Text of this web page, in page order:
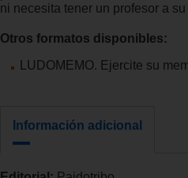
ni necesita tener un profesor a
Otros formatos disponibles:
LUDOMEMO. Ejercite su
Información adicional